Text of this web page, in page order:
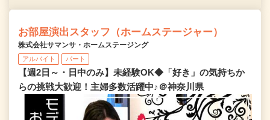
お部屋演出スタッフ（ホームステージャー）
株式会社サマンサ・ホームステージング
アルバイト パート
【週2日～・日中のみ】未経験OK◆「好き」の気持ちか
らの挑戦大歓迎！主婦多数活躍中♪＠神奈川県